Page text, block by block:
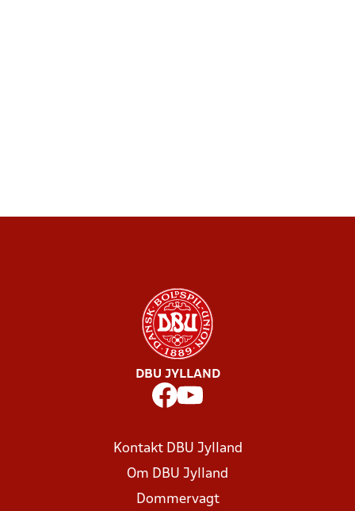
DBU JYLLAND
Kontakt DBU Jylland
Om DBU Jylland
Dommervagt